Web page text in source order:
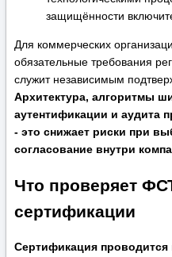
защищённости
Для коммерческих
обязательные требования
служит независимым
Архитектура, алгоритмы
аутентификации и аудита
- это снижает риски при
согласование внутри
Что проверяет
сертификации
Сертификация проводится